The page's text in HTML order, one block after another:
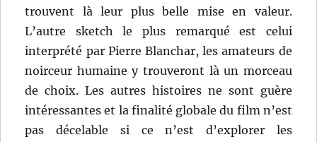
trouvent là leur plus belle mise en valeur.
L’autre sketch le plus remarqué est celui
interprété par Pierre Blanchar, les amateurs de
noirceur humaine y trouveront là un morceau
de choix. Les autres histoires ne sont guère
intéressantes et la finalité globale du film n’est
pas décelable si ce n’est d’explorer les